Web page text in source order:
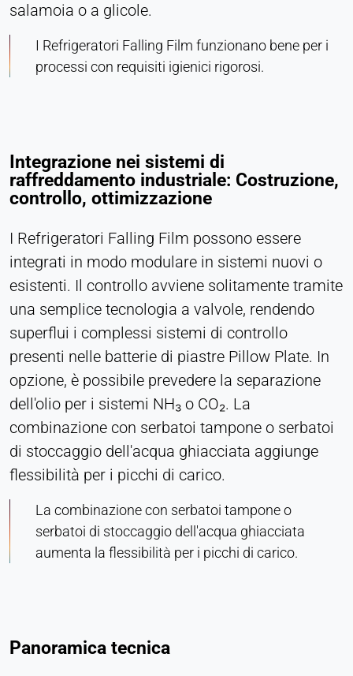
salamoia o a glicole.
I Refrigeratori Falling Film funzionano bene per i
processi con requisiti igienici rigorosi.
Integrazione nei sistemi di
raffreddamento industriale: Costruzione,
controllo, ottimizzazione
I Refrigeratori Falling Film possono essere
integrati in modo modulare in sistemi nuovi o
esistenti. Il controllo avviene solitamente tramite
una semplice tecnologia a valvole, rendendo
superflui i complessi sistemi di controllo
presenti nelle batterie di piastre Pillow Plate. In
opzione, è possibile prevedere la separazione
dell'olio per i sistemi NH₃ o CO₂. La
combinazione con serbatoi tampone o serbatoi
di stoccaggio dell'acqua ghiacciata aggiunge
flessibilità per i picchi di carico.
La combinazione con serbatoi tampone o
serbatoi di stoccaggio dell'acqua ghiacciata
aumenta la flessibilità per i picchi di carico.
Panoramica tecnica